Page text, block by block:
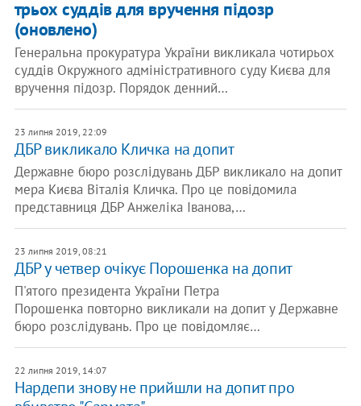
трьох суддів для вручення підозр
(оновлено)
Генеральна прокуратура України викликала чотирьох
суддів Окружного адміністративного суду Києва для
вручення підозр. Порядок денний…
23 липня 2019, 22:09
ДБР викликало Кличка на допит
Державне бюро розслідувань ДБР викликало на допит
мера Києва Віталія Кличка. Про це повідомила
представниця ДБР Анжеліка Іванова,…
23 липня 2019, 08:21
ДБР у четвер очікує Порошенка на допит
П'ятого президента України Петра
Порошенка повторно викликали на допит у Державне
бюро розслідувань. Про це повідомляє…
22 липня 2019, 14:07
Нардепи знову не прийшли на допит про